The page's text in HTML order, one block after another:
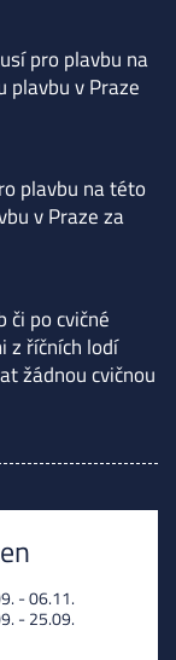
pro plavbu na
plavbu v Praze
plavbu na této
v Praze za
či po cvičné
z říčních lodí
žádnou cvičnou
- 06.11.
- 25.09.